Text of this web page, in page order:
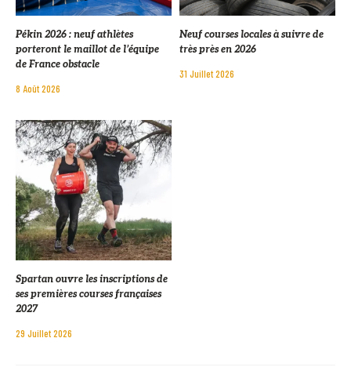
Pékin 2026 : neuf athlètes
porteront le maillot de l’équipe
de France obstacle
8 Août 2026
Neuf courses locales à suivre de
très près en 2026
31 Juillet 2026
Spartan ouvre les inscriptions de
ses premières courses françaises
2027
29 Juillet 2026